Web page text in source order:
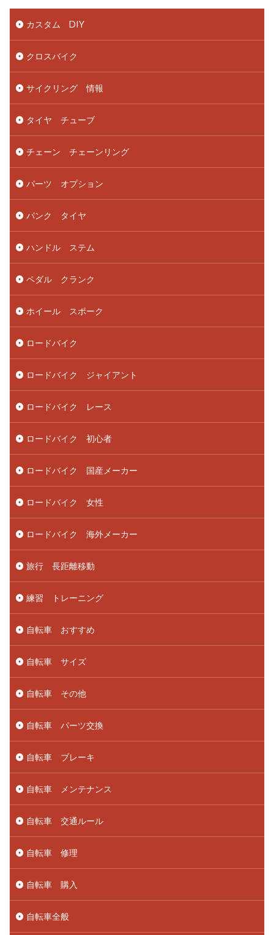
カスタム DIY
クロスバイク
サイクリング 情報
タイヤ チューブ
チェーン チェーンリング
パーツ オプション
パンク タイヤ
ハンドル ステム
ペダル クランク
ホイール スポーク
ロードバイク
ロードバイク ジャイアント
ロードバイク レース
ロードバイク 初心者
ロードバイク 国産メーカー
ロードバイク 女性
ロードバイク 海外メーカー
旅行 長距離移動
練習 トレーニング
自転車 おすすめ
自転車 サイズ
自転車 その他
自転車 パーツ交換
自転車 ブレーキ
自転車 メンテナンス
自転車 交通ルール
自転車 修理
自転車 購入
自転車全般